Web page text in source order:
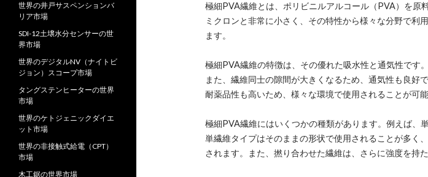
極細PVA繊維とは、ポリビニルアルコール（PVA）を原
ミクロンと非常に小さく、その特性から様々な分野で
ます。
極細PVA繊維の特徴は、その優れた吸水性と通気性です
また、繊維同士の隙間が大きくなるため、通気性も良
耐薬品性も高いため、様々な環境で使用されることが可能
極細PVA繊維にはいくつかの種類があります。例えば、
単繊維タイプはそのままの形状で使用されることが多く
されます。また、撚り合わせた繊維は、さらに強度を持
世界の井戸サスペンションバ
リア市場
SDI-12土壌水分センサーの世
界市場
世界のデジタルNV（ナイトビ
ジョン）スコープ市場
タングステンヒーターの世界
市場
世界のケトジェニックダイエ
ット市場
世界の非接触式給電（CPT）
市場
木工鋸の世界市場